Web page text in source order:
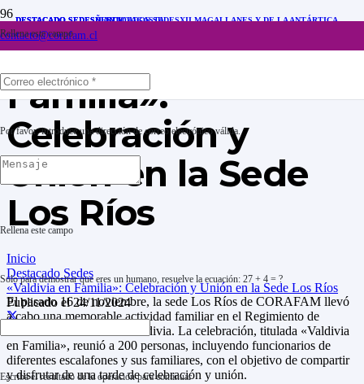
contacto@corafam.cl
Rellena este campo
Por favor, introduce una dirección de correo electrónico válida.
Rellena este campo
Solo para demostrar que eres un humano, resuelve la ecuación: 27 + 4 = ?
Escriba el resultado de la operación para continuar
«Valdivia en
Familia»:
Celebración y
Unión en la Sede
Los Ríos
Inicio
Destacado Sedes
«Valdivia en Familia»: Celebración y Unión en la Sede Los Ríos
Publicado el24/11/2024
El pasado 16 de noviembre, la sede Los Ríos de CORAFAM llevó
a cabo una memorable actividad familiar en el Regimiento de
Telecomunicaciones de Valdivia. La celebración, titulada «Valdivia
en Familia», reunió a 200 personas, incluyendo funcionarios de
diferentes escalafones y sus familiares, con el objetivo de compartir
y disfrutar de una tarde de celebración y unión.
DESTACADO SEDESÑUBLE
DESTACADO SEDESII ANTOFAGASTA
DESTACADO SEDESDESTACADOS SEDESXII MAGALLANES Y DE LA ANTÁRTICA